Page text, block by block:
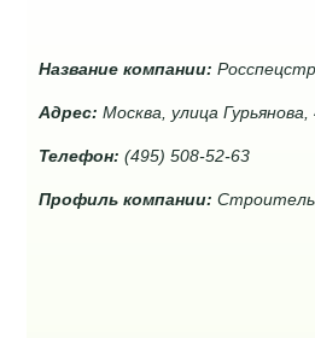
Название компании:
Адрес: Москва, улица Гурьянова,
Телефон: (495) 508-52-63
Профиль компании: